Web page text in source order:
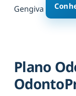
Gengiva
Plano